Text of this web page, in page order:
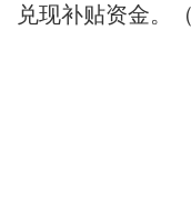
兑现补贴资金。